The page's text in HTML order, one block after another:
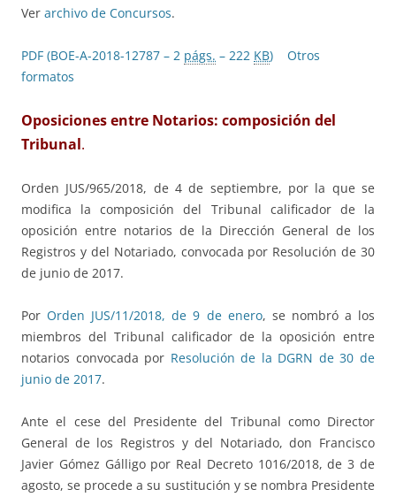
Ver archivo de Concursos.
PDF (BOE-A-2018-12787 – 2 págs. – 222 KB)
Otros
formatos
Oposiciones entre Notarios: composición del
Tribunal.
Orden JUS/965/2018, de 4 de septiembre, por la que se
modifica la composición del Tribunal calificador de la
oposición entre notarios de la Dirección General de los
Registros y del Notariado, convocada por Resolución de 30
de junio de 2017.
PorOrden JUS/11/2018, de 9 de enero, se nombró a los
miembros del Tribunal calificador de la oposición entre
notarios convocada por Resolución de la DGRN de 30 de
junio de 2017.
Ante el cese del Presidente del Tribunal como Director
General de los Registros y del Notariado, don Francisco
Javier Gómez Gálligo por Real Decreto 1016/2018, de 3 de
agosto, se procede a su sustitución y se nombra Presidente